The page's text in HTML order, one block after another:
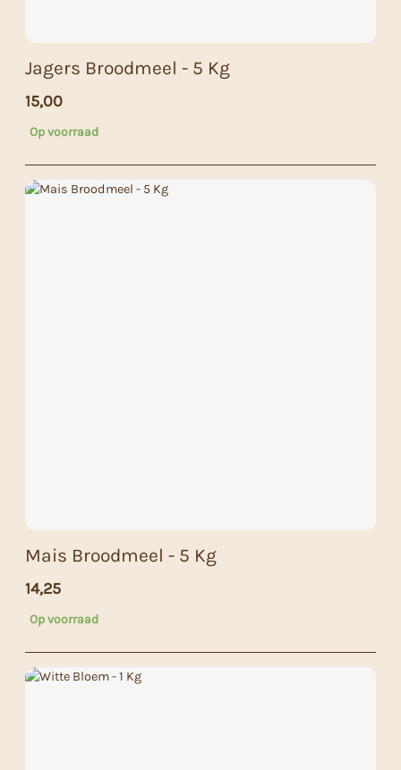
Jagers Broodmeel - 5 Kg
15,00
Op voorraad
Mais Broodmeel - 5 Kg
14,25
Op voorraad